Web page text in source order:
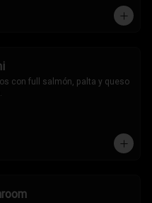
con full salmón, palta y queso